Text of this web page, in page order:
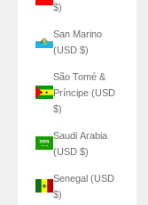
$)
San Marino
(USD $)
São Tomé &
Príncipe (USD
$)
Saudi Arabia
(USD $)
Senegal (USD
$)